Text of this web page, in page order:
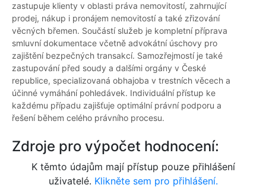
zastupuje klienty v oblasti práva nemovitostí, zahrnující
prodej, nákup i pronájem nemovitostí a také zřizování
věcných břemen. Součástí služeb je kompletní příprava
smluvní dokumentace včetně advokátní úschovy pro
zajištění bezpečných transakcí. Samozřejmostí je také
zastupování před soudy a dalšími orgány v České
republice, specializovaná obhajoba v trestních věcech a
účinné vymáhání pohledávek. Individuální přístup ke
každému případu zajišťuje optimální právní podporu a
řešení během celého právního procesu.
Zdroje pro výpočet hodnocení:
K těmto údajům mají přístup pouze přihlášení
uživatelé. Klikněte sem pro přihlášení.